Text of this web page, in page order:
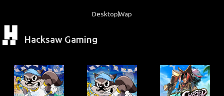
DesktopWap
Hacksaw Gaming